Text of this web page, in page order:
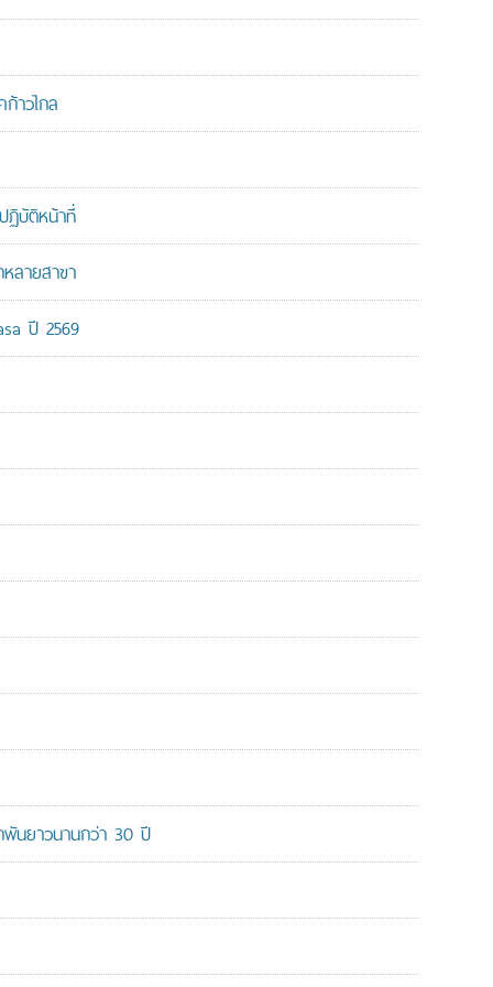
าวไกล
ฏิบัติหน้าที่
ลายสาขา
ปี 2569
นยาวนานกว่า 30 ปี